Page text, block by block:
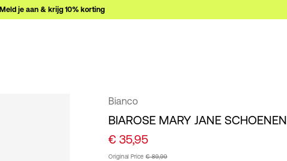
Meld je aan & krijg 10% korting
Bianco
BIAROSE MARY JANE SCHOENEN
€ 35,95
Original Price € 89,99